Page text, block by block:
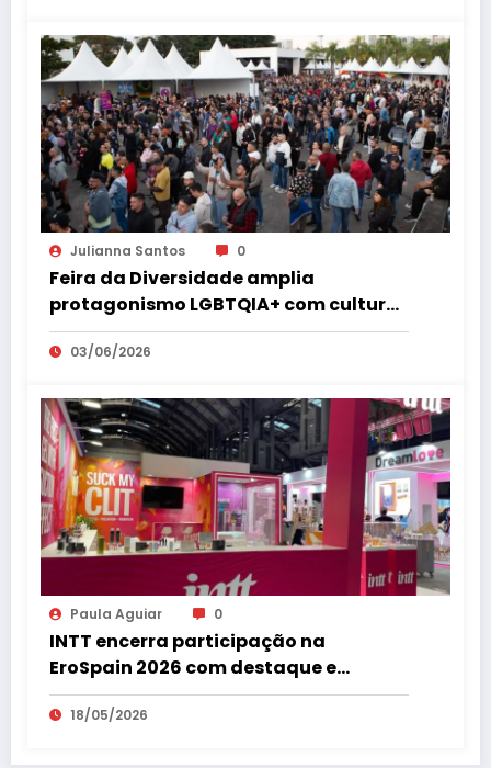
Julianna Santos 0
Feira da Diversidade amplia
protagonismo LGBTQIA+ com cultura,
empreendedorismo, cidadania e
espaço 18+ no coração de São Paulo
03/06/2026
Paula Aguiar 0
INTT encerra participação na
EroSpain 2026 com destaque e
repercussão internacional
18/05/2026